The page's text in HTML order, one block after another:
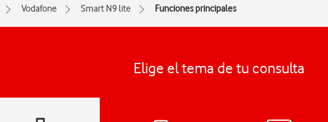
Vodafone Smart N9 lite Funciones principales
Elige el tema de tu consulta